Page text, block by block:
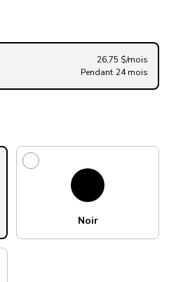
26,75 $/mois
Pendant 24 mois
Noir